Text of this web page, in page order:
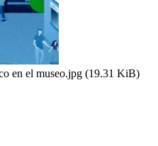
en el museo.jpg (19.31 KiB)